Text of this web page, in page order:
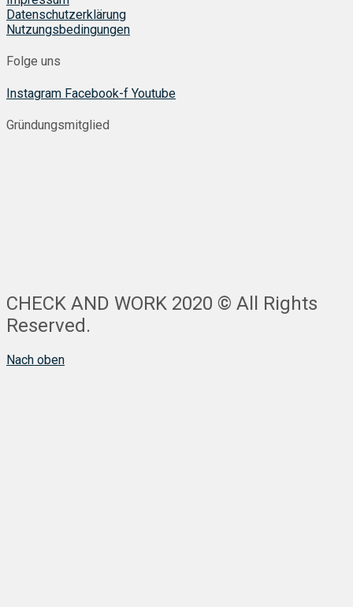
Datenschutzerklärung
Nutzungsbedingungen
Folge uns
Instagram Facebook-f Youtube
Gründungsmitglied
CHECK AND WORK 2020 © All Rights
Reserved.
Nach oben